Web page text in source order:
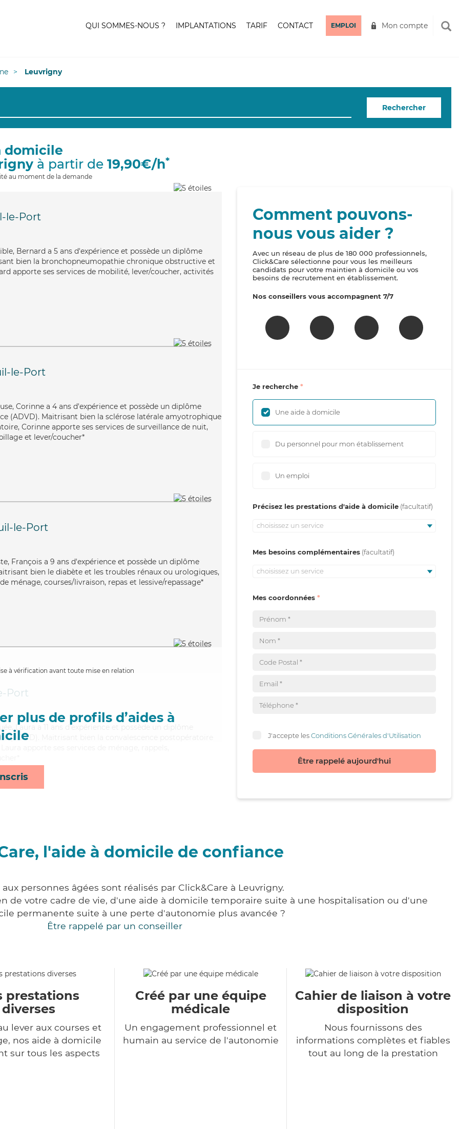
QUI SOMMES-NOUS ? IMPLANTATIONS TARIF CONTACT EMPLOI Mon compte
Leuvrigny
Rechercher
domicile
à partir de 19,90€/h*
au moment de la demande
le-Port
Bernard a 5 ans d'expérience et possède un diplôme
bien la bronchopneumopathie chronique obstructive et
apporte ses services de mobilité, lever/coucher, activités
le-Port
Corinne a 4 ans d'expérience et possède un diplôme
(ADVD). Maitrisant bien la sclérose latérale amyotrophique
Corinne apporte ses services de surveillance de nuit,
et lever/coucher*
le-Port
François a 9 ans d'expérience et possède un diplôme
bien le diabète et les troubles rénaux ou urologiques,
ménage, courses/livraison, repas et lessive/repassage*
à vérification avant toute mise en relation
plus de profils d’aides à
Port
Laura a 11 ans d'expérience et possède un diplôme
(ADVD). Maitrisant bien la convalescence postopératoire
Comment pouvons-
nous vous aider ?
Avec un réseau de plus de 180 000 professionnels,
Click&Care sélectionne pour vous les meilleurs
candidats pour votre maintien à domicile ou vos
besoins de recrutement en établissement.
Nos conseillers vous accompagnent 7/7
Je recherche
Une aide à domicile
Du personnel pour mon établissement
Un emploi
Précisez les prestations d'aide à domicile
choisissez un service
Mes besoins complémentaires
choisissez un service
Mes coordonnées
J'accepte lesConditions Générales d'Utilisation
Être rappelé aujourd'hui
l'aide à domicile de confiance
aux personnes âgées sont réalisés par Click&Care à Leuvrigny.
de votre cadre de vie, d'une aide à domicile temporaire suite à une hospitalisation ou d'une
permanente suite à une perte d'autonomie plus avancée ?
Être rappelé par un conseiller
prestations
diverses
lever aux courses et
nos aide à domicile
sur tous les aspects
Créé par une équipe
médicale
Un engagement professionnel et
humain au service de l'autonomie
Cahier de liaison à votre
disposition
Nous fournissons des
informations complètes et fiables
tout au long de la prestation